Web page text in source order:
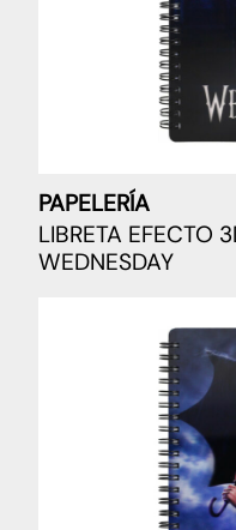
PAPELERÍA
LIBRETA EFECTO
WEDNESDAY